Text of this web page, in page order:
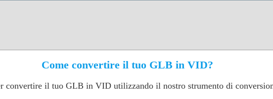
Come convertire il tuo GLB in VID?
convertire il tuo GLB in VID utilizzando il nostro strumento di